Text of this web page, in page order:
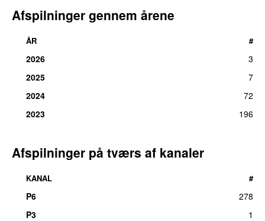
Afspilninger gennem årene
ÅR #
2026
3
2025
7
2024
72
2023
196
Afspilninger på tværs af kanaler
KANAL #
P6
278
P3
1